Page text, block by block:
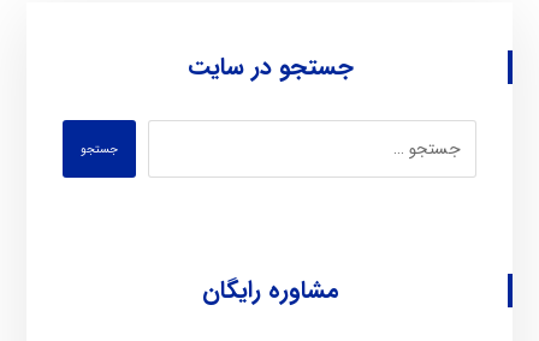
جستجو در سایت
جستجو
مشاوره رایگان